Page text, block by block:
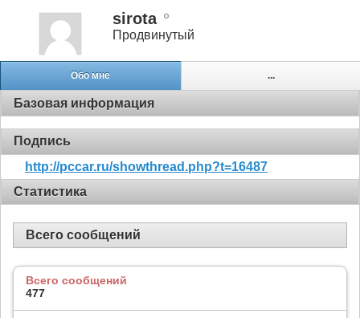
sirota
Продвинутый
Обо мне ...
Базовая информация
Подпись
http://pccar.ru/showthread.php?t=16487
Статистика
Всего сообщений
Всего сообщений
477